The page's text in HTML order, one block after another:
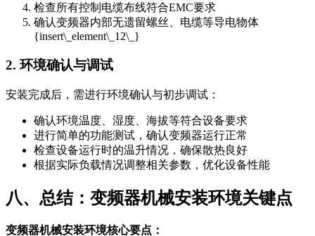
检查所有控制电缆布线符合EMC要求
确认变频器内部无遗留螺丝、电缆等导电物体
{insert\_element\_12\_}
2. 环境确认与调试
安装完成后，需进行环境确认与初步调试：
确认环境温度、湿度、海拔等符合设备要求
进行简单的功能测试，确认变频器运行正常
检查设备运行时的温升情况，确保散热良好
根据实际负载情况调整相关参数，优化设备性能
八、总结：变频器机械安装环境关键点
变频器机械安装环境核心要点：